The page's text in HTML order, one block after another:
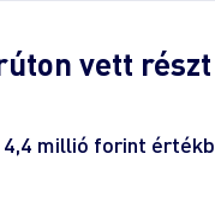
vett
millió forint